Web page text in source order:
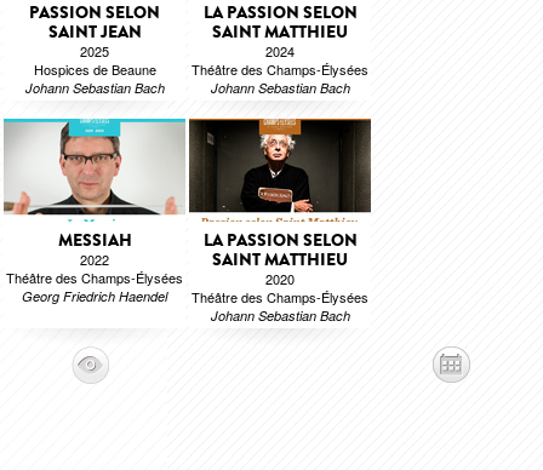
PASSION SELON
SAINT JEAN
2025
Hospices de Beaune
Johann Sebastian Bach
LA PASSION SELON
SAINT MATTHIEU
2024
Théâtre des Champs-Élysées
Johann Sebastian Bach
MESSIAH
2022
Théâtre des Champs-Élysées
Georg Friedrich Haendel
LA PASSION SELON
SAINT MATTHIEU
2020
Théâtre des Champs-Élysées
Johann Sebastian Bach